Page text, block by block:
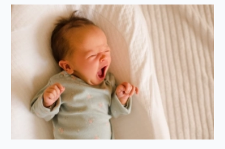
yang berserat tinggi. Hal tersebut karena serat yang
terkandung pada makanan akan mampu membantu Moms
untuk menyerap kandungan gula darah dalam tubuh.
Walaupun nafsu makan Moms sedang turun, tapi tidak ada
alasan untuk Moms melewatkan sarapan. Karena sarapan
akan mampu menyeimbangkan lonjakan kadar gula di dalam
tubuh. Sebagai catatan yang harus Moms perhatikan, dalam
sarapan ini Moms harus tetap memperhatikan kadar gizi
yang dikhususkan untuk para penderita diabetes.